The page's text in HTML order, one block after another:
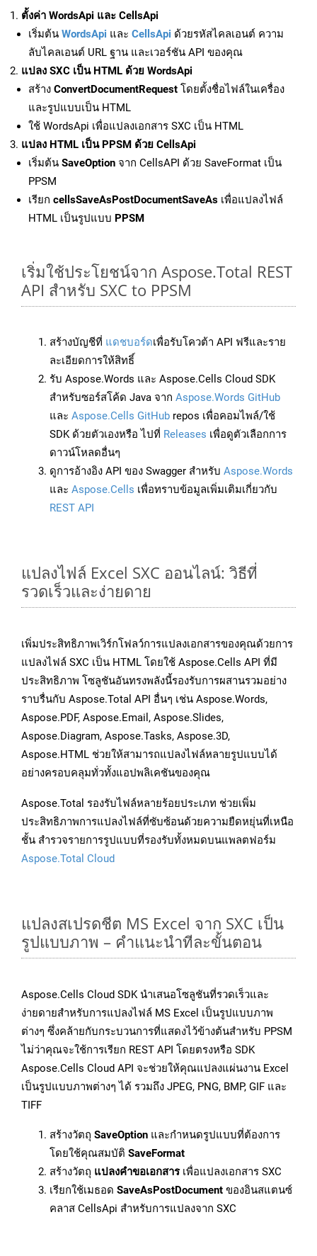
ตั้งค่า WordsApi และ CellsApi
เริ่มต้น WordsApi และ CellsApi ด้วยรหัสไคลเอนต์ ความ
ลับไคลเอนต์ URL ฐาน และเวอร์ชัน API ของคุณ
แปลง SXC เป็น HTML ด้วย WordsApi
สร้าง ConvertDocumentRequest โดยตั้งชื่อไฟล์ในเครื่อง
และรูปแบบเป็น HTML
ใช้ WordsApi เพื่อแปลงเอกสาร SXC เป็น HTML
แปลง HTML เป็น PPSM ด้วย CellsApi
เริ่มต้น SaveOption จาก CellsAPI ด้วย SaveFormat เป็น
PPSM
เรียก cellsSaveAsPostDocumentSaveAs เพื่อแปลงไฟล์
HTML เป็นรูปแบบ PPSM
เริ่มใช้ประโยชน์จาก Aspose.Total REST
API สำหรับ SXC to PPSM
สร้างบัญชีที่ แดชบอร์ดเพื่อรับโควต้า API ฟรีและราย
ละเอียดการให้สิทธิ์
รับ Aspose.Words และ Aspose.Cells Cloud SDK
สำหรับซอร์สโค้ด Java จาก Aspose.Words GitHub
และ Aspose.Cells GitHub repos เพื่อคอมไพล์/ใช้
SDK ด้วยตัวเองหรือ ไปที่ Releases เพื่อดูตัวเลือกการ
ดาวน์โหลดอื่นๆ
ดูการอ้างอิง API ของ Swagger สำหรับ Aspose.Words
และ Aspose.Cells เพื่อทราบข้อมูลเพิ่มเติมเกี่ยวกับ
REST API
แปลงไฟล์ Excel SXC ออนไลน์: วิธีที่
รวดเร็วและง่ายดาย
เพิ่มประสิทธิภาพเวิร์กโฟลว์การแปลงเอกสารของคุณด้วยการ
แปลงไฟล์ SXC เป็น HTML โดยใช้ Aspose.Cells API ที่มี
ประสิทธิภาพ โซลูชันอันทรงพลังนี้รองรับการผสานรวมอย่าง
ราบรื่นกับ Aspose.Total API อื่นๆ เช่น Aspose.Words,
Aspose.PDF, Aspose.Email, Aspose.Slides,
Aspose.Diagram, Aspose.Tasks, Aspose.3D,
Aspose.HTML ช่วยให้สามารถแปลงไฟล์หลายรูปแบบได้
อย่างครอบคลุมทั่วทั้งแอปพลิเคชันของคุณ
Aspose.Total รองรับไฟล์หลายร้อยประเภท ช่วยเพิ่ม
ประสิทธิภาพการแปลงไฟล์ที่ซับซ้อนด้วยความยืดหยุ่นที่เหนือ
ชั้น สำรวจรายการรูปแบบที่รองรับทั้งหมดบนแพลตฟอร์ม
Aspose.Total Cloud
แปลงสเปรดชีต MS Excel จาก SXC เป็น
รูปแบบภาพ – คำแนะนำทีละขั้นตอน
Aspose.Cells Cloud SDK นำเสนอโซลูชันที่รวดเร็วและ
ง่ายดายสำหรับการแปลงไฟล์ MS Excel เป็นรูปแบบภาพ
ต่างๆ ซึ่งคล้ายกับกระบวนการที่แสดงไว้ข้างต้นสำหรับ PPSM
ไม่ว่าคุณจะใช้การเรียก REST API โดยตรงหรือ SDK
Aspose.Cells Cloud API จะช่วยให้คุณแปลงแผ่นงาน Excel
เป็นรูปแบบภาพต่างๆ ได้ รวมถึง JPEG, PNG, BMP, GIF และ
TIFF
สร้างวัตถุ SaveOption และกำหนดรูปแบบที่ต้องการ
โดยใช้คุณสมบัติ SaveFormat
สร้างวัตถุ แปลงคำขอเอกสารเพื่อแปลงเอกสาร SXC
เรียกใช้เมธอด SaveAsPostDocument ของอินสแตนซ์
คลาส CellsApi สำหรับการแปลงจาก SXC